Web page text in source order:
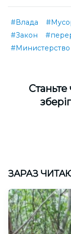
#Влада
#Закон
ЗАРАЗ